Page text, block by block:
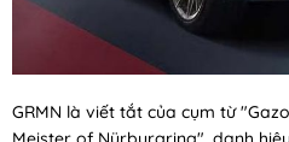
GRMN là viết tắt của cụm từ